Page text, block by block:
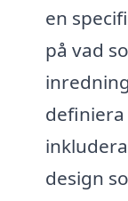
en
på vad
design